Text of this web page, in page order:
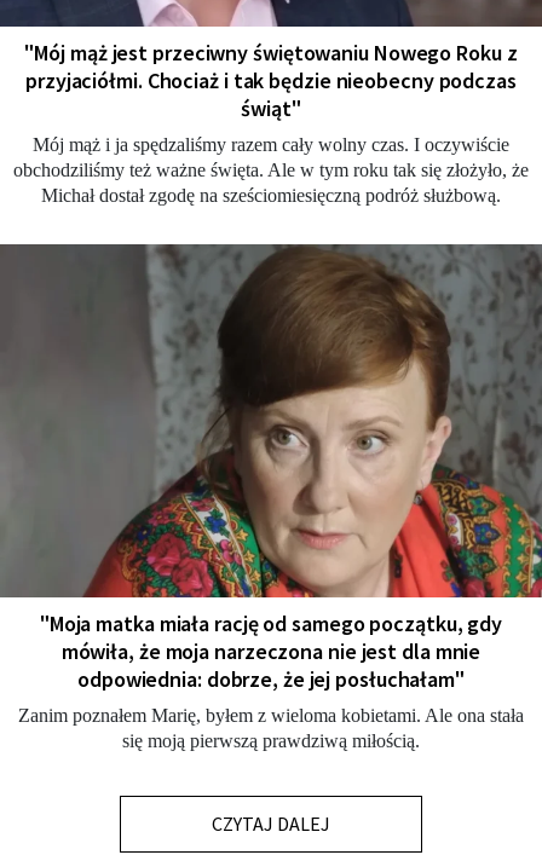
"Mój mąż jest przeciwny świętowaniu Nowego Roku z
przyjaciółmi. Chociaż i tak będzie nieobecny podczas
świąt"
Mój mąż i ja spędzaliśmy razem cały wolny czas. I oczywiście
obchodziliśmy też ważne święta. Ale w tym roku tak się złożyło, że
Michał dostał zgodę na sześciomiesięczną podróż służbową.
"Moja matka miała rację od samego początku, gdy
mówiła, że moja narzeczona nie jest dla mnie
odpowiednia: dobrze, że jej posłuchałam"
Zanim poznałem Marię, byłem z wieloma kobietami. Ale ona stała
się moją pierwszą prawdziwą miłością.
CZYTAJ DALEJ